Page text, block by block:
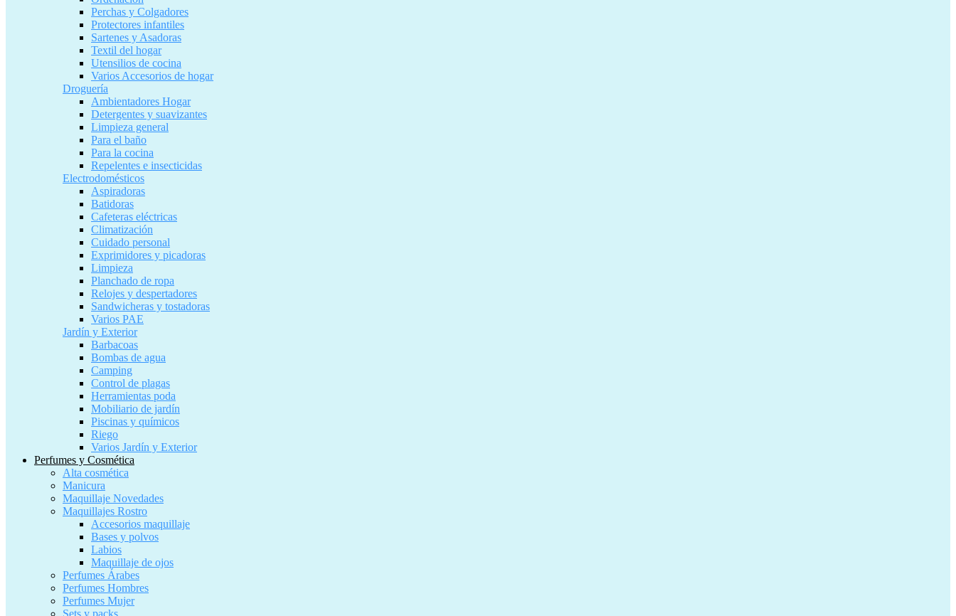
Perchas y Colgadores
Protectores infantiles
Sartenes y Asadoras
Textil del hogar
Utensilios de cocina
Varios Accesorios de hogar
Droguería
Ambientadores Hogar
Detergentes y suavizantes
Limpieza general
Para el baño
Para la cocina
Repelentes e insecticidas
Electrodomésticos
Aspiradoras
Batidoras
Cafeteras eléctricas
Climatización
Cuidado personal
Exprimidores y picadoras
Limpieza
Planchado de ropa
Relojes y despertadores
Sandwicheras y tostadoras
Varios PAE
Jardín y Exterior
Barbacoas
Bombas de agua
Camping
Control de plagas
Herramientas poda
Mobiliario de jardín
Piscinas y químicos
Riego
Varios Jardín y Exterior
Perfumes y Cosmética
Alta cosmética
Manicura
Maquillaje Novedades
Maquillajes Rostro
Accesorios maquillaje
Bases y polvos
Labios
Maquillaje de ojos
Perfumes Árabes
Perfumes Hombres
Perfumes Mujer
Sets y packs